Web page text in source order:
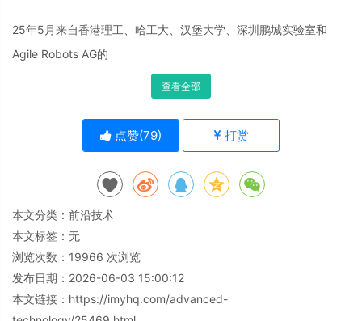
25年5月来自香港理工、哈工大、汉堡大学、深圳鹏城实验室和
Agile Robots AG的
查看全部
点赞(79) 打赏
本文分类： 前沿技术
本文标签：无
浏览次数： 19966 次浏览
发布日期：2026-06-03 15:00:12
本文链接： https://imyhq.com/advanced-